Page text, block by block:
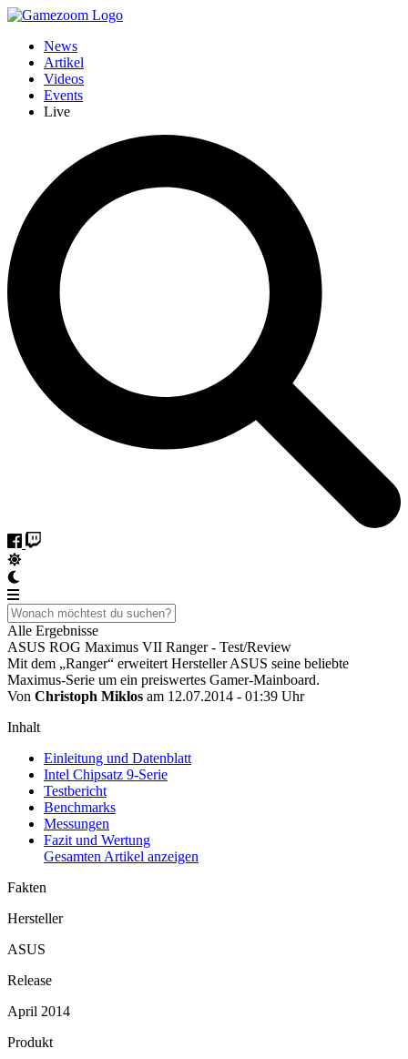
News
Artikel
Videos
Events
Live
Alle Ergebnisse
ASUS ROG Maximus VII Ranger - Test/Review
Mit dem „Ranger“ erweitert Hersteller ASUS seine beliebte
Maximus-Serie um ein preiswertes Gamer-Mainboard.
Von Christoph Miklos am 12.07.2014 - 01:39 Uhr
Inhalt
Einleitung und Datenblatt
Intel Chipsatz 9-Serie
Testbericht
Benchmarks
Messungen
Fazit und Wertung
Gesamten Artikel anzeigen
Fakten
Hersteller
ASUS
Release
April 2014
Produkt